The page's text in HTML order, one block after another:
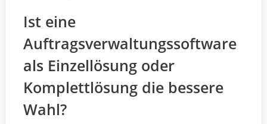
Ist eine
Auftragsverwaltungssoftware
als Einzellösung oder
Komplettlösung die bessere
Wahl?